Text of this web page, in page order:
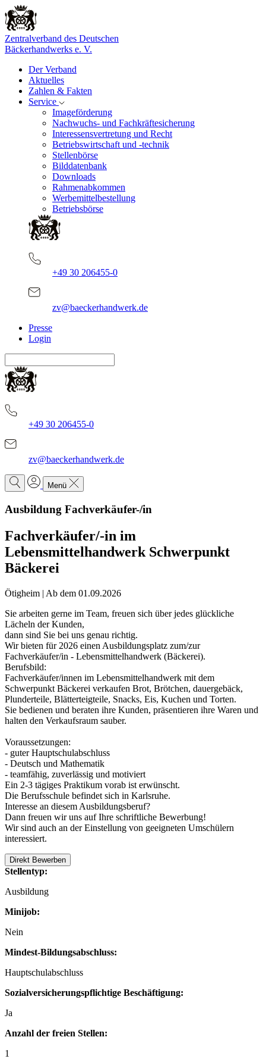
Zentralverband des Deutschen
Bäckerhandwerks e. V.
Der Verband
Aktuelles
Zahlen & Fakten
Service
Imageförderung
Nachwuchs- und Fachkräftesicherung
Interessensvertretung und Recht
Betriebswirtschaft und -technik
Stellenbörse
Bilddatenbank
Downloads
Rahmenabkommen
Werbemittelbestellung
Betriebsbörse
+49 30 206455-0
zv@baeckerhandwerk.de
Presse
Login
+49 30 206455-0
zv@baeckerhandwerk.de
Menü
Ausbildung Fachverkäufer-/in
Fachverkäufer/-in im
Lebensmittelhandwerk Schwerpunkt
Bäckerei
Ötigheim | Ab dem 01.09.2026
Sie arbeiten gerne im Team, freuen sich über jedes glückliche
Lächeln der Kunden,
dann sind Sie bei uns genau richtig.
Wir bieten für 2026 einen Ausbildungsplatz zum/zur
Fachverkäufer/in - Lebensmittelhandwerk (Bäckerei).
Berufsbild:
Fachverkäufer/innen im Lebensmittelhandwerk mit dem
Schwerpunkt Bäckerei verkaufen Brot, Brötchen, dauergebäck,
Plunderteile, Blätterteigteile, Snacks, Eis, Kuchen und Torten.
Sie bedienen und beraten ihre Kunden, präsentieren ihre Waren und
halten den Verkaufsraum sauber.
Voraussetzungen:
- guter Hauptschulabschluss
- Deutsch und Mathematik
- teamfähig, zuverlässig und motiviert
Ein 2-3 tägiges Praktikum vorab ist erwünscht.
Die Berufsschule befindet sich in Karlsruhe.
Interesse an diesem Ausbildungsberuf?
Dann freuen wir uns auf Ihre schriftliche Bewerbung!
Wir sind auch an der Einstellung von geeigneten Umschülern
interessiert.
Direkt Bewerben
Stellentyp:
Ausbildung
Minijob:
Nein
Mindest-Bildungsabschluss:
Hauptschulabschluss
Sozialversicherungspflichtige Beschäftigung:
Ja
Anzahl der freien Stellen:
1